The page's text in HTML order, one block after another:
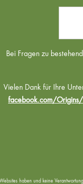
Bei Fragen zu
Vielen Dank für Ihre
facebook.com/Origins/
haben und keine